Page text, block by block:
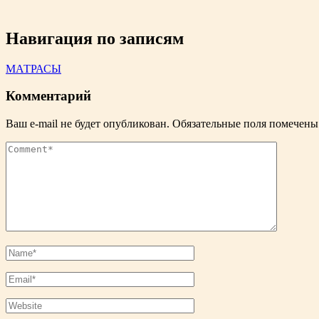
Навигация по записям
МАТРАСЫ
Комментарий
Ваш e-mail не будет опубликован. Обязательные поля